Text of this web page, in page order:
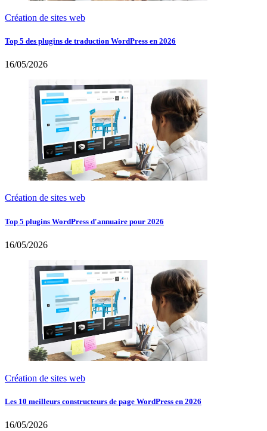
Création de sites web
Top 5 des plugins de traduction WordPress en 2026
16/05/2026
Création de sites web
Top 5 plugins WordPress d'annuaire pour 2026
16/05/2026
Création de sites web
Les 10 meilleurs constructeurs de page WordPress en 2026
16/05/2026